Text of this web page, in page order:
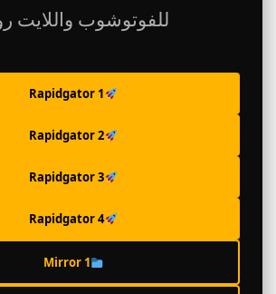
للفوتوشوب واللايت
Rapidgator 1
Rapidgator 2
Rapidgator 3
Rapidgator 4
Mirror 1